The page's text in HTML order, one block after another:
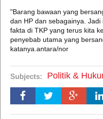
"Barang bawaan yang
dan HP dan sebagainya.
fakta di TKP yang terus kita
penyebab utama yang
katanya.antara/nor
Subjects: Politik &